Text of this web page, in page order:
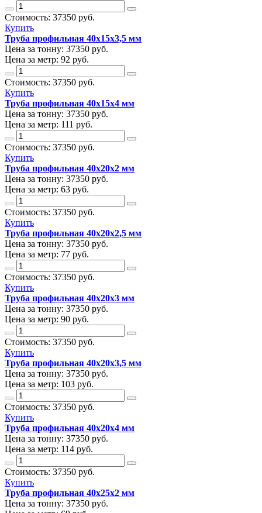
Стоимость: 37350 руб.
Купить
Труба профильная 40х15х3,5 мм
Цена за тонну: 37350 руб.
Цена за метр: 92 руб.
Стоимость: 37350 руб.
Купить
Труба профильная 40х15х4 мм
Цена за тонну: 37350 руб.
Цена за метр: 111 руб.
Стоимость: 37350 руб.
Купить
Труба профильная 40х20х2 мм
Цена за тонну: 37350 руб.
Цена за метр: 63 руб.
Стоимость: 37350 руб.
Купить
Труба профильная 40х20х2,5 мм
Цена за тонну: 37350 руб.
Цена за метр: 77 руб.
Стоимость: 37350 руб.
Купить
Труба профильная 40х20х3 мм
Цена за тонну: 37350 руб.
Цена за метр: 90 руб.
Стоимость: 37350 руб.
Купить
Труба профильная 40х20х3,5 мм
Цена за тонну: 37350 руб.
Цена за метр: 103 руб.
Стоимость: 37350 руб.
Купить
Труба профильная 40х20х4 мм
Цена за тонну: 37350 руб.
Цена за метр: 114 руб.
Стоимость: 37350 руб.
Купить
Труба профильная 40х25х2 мм
Цена за тонну: 37350 руб.